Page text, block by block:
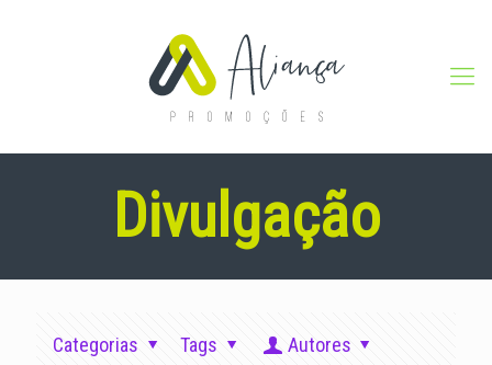
Divulgação
Categorias Tags
Autores